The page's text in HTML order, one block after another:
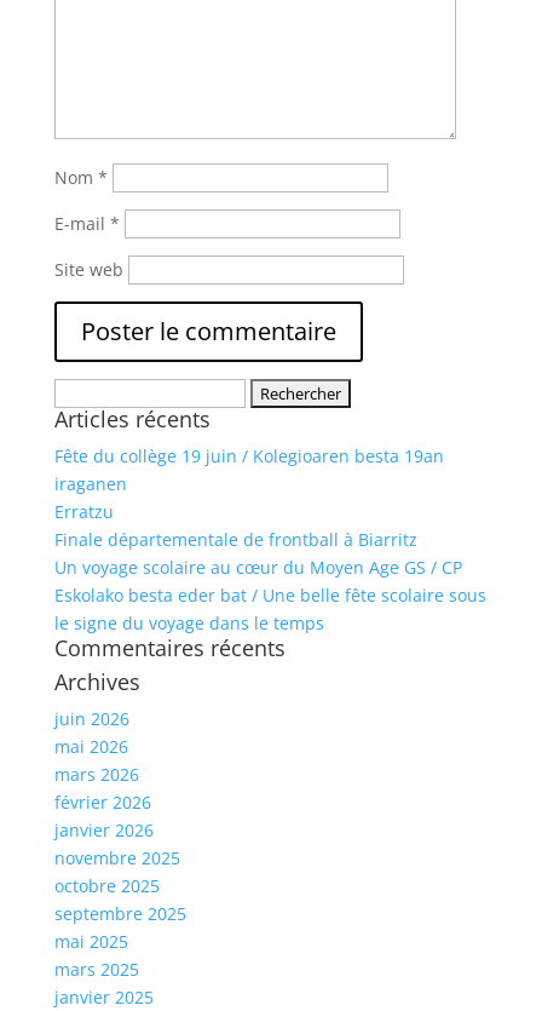
Nom *
E-mail *
Site web
Articles récents
Fête du collège 19 juin / Kolegioaren besta 19an
iraganen
Erratzu
Finale départementale de frontball à Biarritz
Un voyage scolaire au cœur du Moyen Age GS / CP
Eskolako besta eder bat / Une belle fête scolaire sous
le signe du voyage dans le temps
Commentaires récents
Archives
juin 2026
mai 2026
mars 2026
février 2026
janvier 2026
novembre 2025
octobre 2025
septembre 2025
mai 2025
mars 2025
janvier 2025